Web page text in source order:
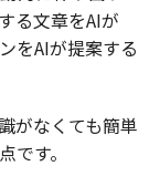
する文章をAIが
をAIが提案する
がなくても簡単
です。